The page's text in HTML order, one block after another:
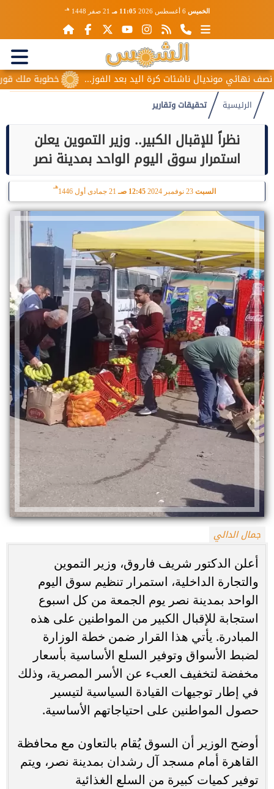
الخميس 6 أغسطس 2026 11:05 مـ 21 صفر 1448 هـ
خطوبة ملك قورة ويوسف عثمان.. كرة اليد بعد الفوز...
الرئيسية تحقيقات وتقارير
نظراً للإقبال الكبير.. وزير التموين يعلن
استمرار سوق اليوم الواحد بمدينة نصر
السبت 12:45 صـ 21 جمادى أول 1446
هـ
جمال الدالي
أعلن الدكتور شريف فاروق، وزير التموين
والتجارة الداخلية، استمرار تنظيم سوق اليوم
الواحد بمدينة نصر يوم الجمعة من كل اسبوع
استجابة للإقبال الكبير من المواطنين على هذه
المبادرة. يأتي هذا القرار ضمن خطة الوزارة
لضبط الأسواق وتوفير السلع الأساسية بأسعار
مخفضة لتخفيف العبء عن الأسر المصرية، وذلك
في إطار توجيهات القيادة السياسية لتيسير
حصول المواطنين على احتياجاتهم الأساسية.
أوضح الوزير أن السوق يُقام بالتعاون مع محافظة
القاهرة أمام مسجد آل رشدان بمدينة نصر، ويتم
توفير كميات كبيرة من السلع الغذائية